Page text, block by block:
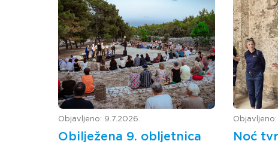
Objavljeno: 9.7.2026.
Obilježena 9. obljetnica
Objavljeno:
Noć